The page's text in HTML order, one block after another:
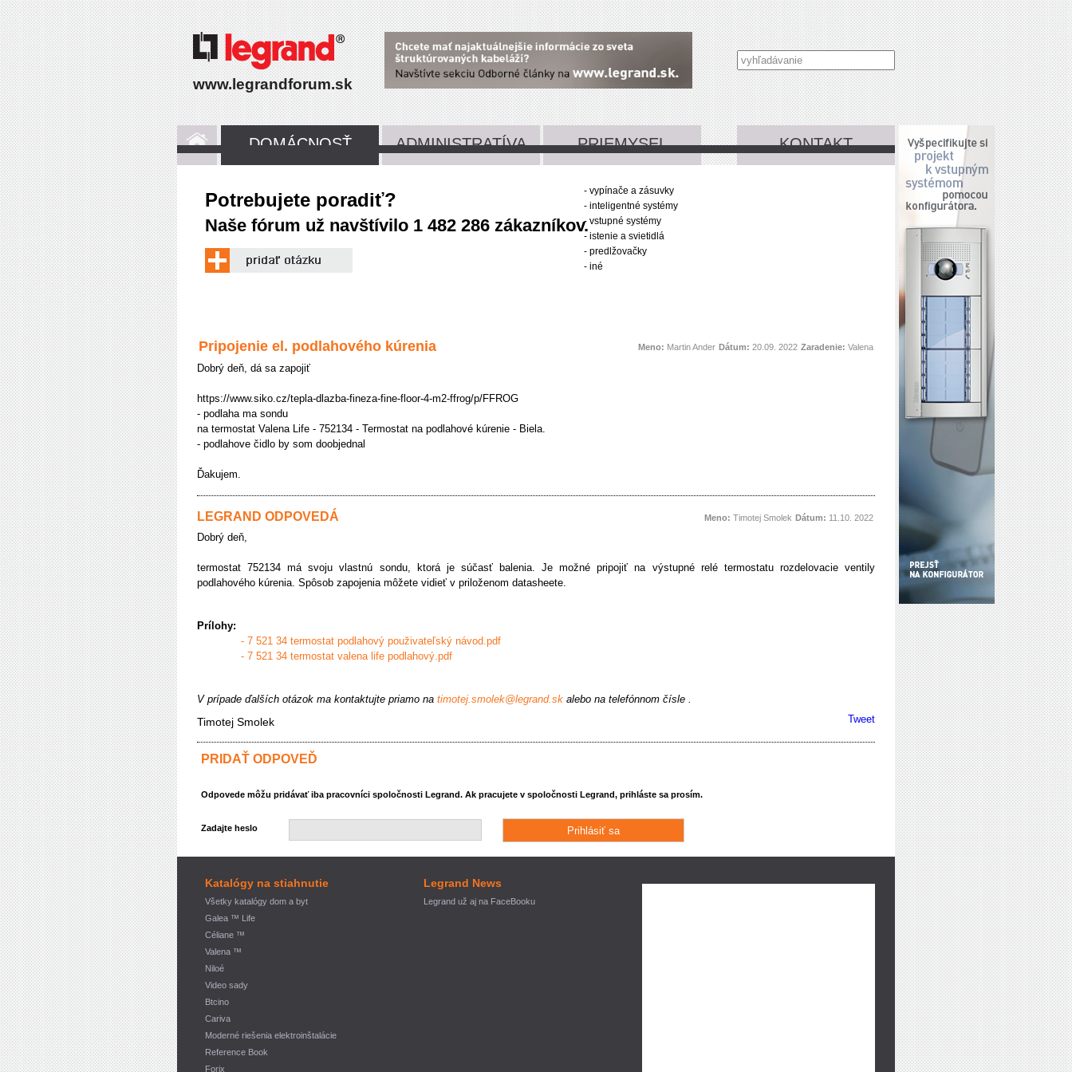
www.legrandforum.sk
DOMÁCNOSŤ ADMINISTRATÍVA PRIEMYSEL KONTAKT
Potrebujete poradiť?
Naše fórum už navštívilo 1 482 286 zákazníkov.
- vypínače a zásuvky
- inteligentné systémy
- vstupné systémy
- istenie a svietidlá
- predlžovačky
- iné
Pripojenie el. podlahového kúrenia Meno: Martin Ander Dátum: 20.09. 2022 Zaradenie: Valena
Dobrý deň, dá sa zapojiť
https://www.siko.cz/tepla-dlazba-fineza-fine-floor-4-m2-ffrog/p/FFROG
- podlaha ma sondu
na termostat Valena Life - 752134 - Termostat na podlahové kúrenie - Biela.
- podlahove čidlo by som doobjednal
Ďakujem.
LEGRAND ODPOVEDÁ Meno: Timotej Smolek Dátum: 11.10. 2022
Dobrý deň,
termostat 752134 má svoju vlastnú sondu, ktorá je súčasť balenia. Je možné pripojiť na výstupné relé termostatu rozdelovacie ventily
podlahového kúrenia. Spôsob zapojenia môžete vidieť v priloženom datasheete.
Prílohy:
- 7 521 34 termostat podlahový použivateľský návod.pdf
- 7 521 34 termostat valena life podlahový.pdf
V prípade ďalších otázok ma kontaktujte priamo na timotej.smolek@legrand.sk alebo na telefónnom čísle .
Timotej Smolek Tweet
PRIDAŤ ODPOVEĎ
Odpovede môžu pridávať iba pracovníci spoločnosti Legrand. Ak pracujete v spoločnosti Legrand, prihláste sa prosím.
Zadajte heslo
Katalógy na stiahnutie
Všetky katalógy dom a byt
Galea ™ Life
Céliane ™
Valena ™
Niloé
Video sady
Btcino
Cariva
Moderné riešenia elektroinštalácie
Reference Book
Forix
Legrand News
Legrand už aj na FaceBooku